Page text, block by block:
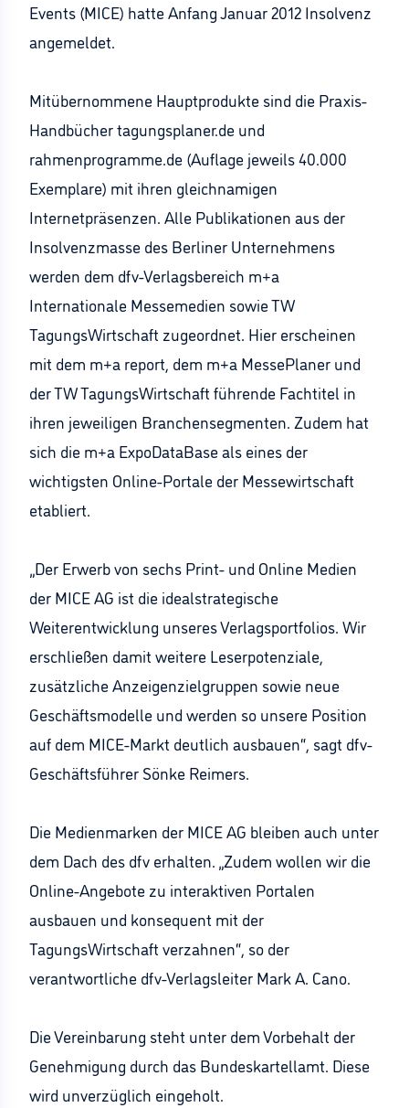
Events (MICE) hatte Anfang Januar 2012 Insolvenz
angemeldet.
Mitübernommene Hauptprodukte sind die Praxis-
Handbücher tagungsplaner.de und
rahmenprogramme.de (Auflage jeweils 40.000
Exemplare) mit ihren gleichnamigen
Internetpräsenzen. Alle Publikationen aus der
Insolvenzmasse des Berliner Unternehmens
werden dem dfv-Verlagsbereich m+a
Internationale Messemedien sowie TW
TagungsWirtschaft zugeordnet. Hier erscheinen
mit dem m+a report, dem m+a MessePlaner und
der TW TagungsWirtschaft führende Fachtitel in
ihren jeweiligen Branchensegmenten. Zudem hat
sich die m+a ExpoDataBase als eines der
wichtigsten Online-Portale der Messewirtschaft
etabliert.
„Der Erwerb von sechs Print- und Online Medien
der MICE AG ist die idealstrategische
Weiterentwicklung unseres Verlagsportfolios. Wir
erschließen damit weitere Leserpotenziale,
zusätzliche Anzeigenzielgruppen sowie neue
Geschäftsmodelle und werden so unsere Position
auf dem MICE-Markt deutlich ausbauen“, sagt dfv-
Geschäftsführer Sönke Reimers.
Die Medienmarken der MICE AG bleiben auch unter
dem Dach des dfv erhalten. „Zudem wollen wir die
Online-Angebote zu interaktiven Portalen
ausbauen und konsequent mit der
TagungsWirtschaft verzahnen“, so der
verantwortliche dfv-Verlagsleiter Mark A. Cano.
Die Vereinbarung steht unter dem Vorbehalt der
Genehmigung durch das Bundeskartellamt. Diese
wird unverzüglich eingeholt.